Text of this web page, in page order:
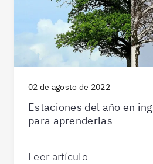
02 de agosto de 2022
Estaciones del año en
para aprenderlas
Leer artículo